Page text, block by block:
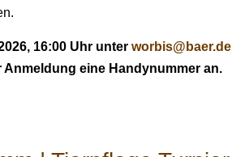
16:00 Uhr unter worbis@baer.de
Anmeldung eine Handynummer an.